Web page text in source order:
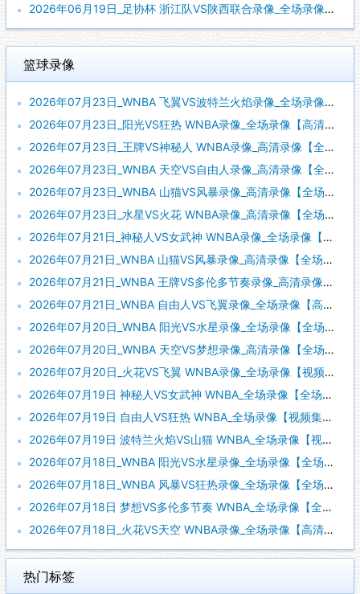
2026年06月19日_足协杯 浙江队VS陕西联合录像_全场录像【高清回放】
篮球录像
2026年07月23日_WNBA 飞翼VS波特兰火焰录像_全场录像【高清回放】
2026年07月23日_阳光VS狂热 WNBA录像_全场录像【高清回放】
2026年07月23日_王牌VS神秘人 WNBA录像_高清录像【全场回放】
2026年07月23日_WNBA 天空VS自由人录像_高清录像【全场回放】
2026年07月23日_WNBA 山猫VS风暴录像_高清录像【全场回放】
2026年07月23日_水星VS火花 WNBA录像_高清录像【全场回放】
2026年07月21日_神秘人VS女武神 WNBA录像_全场录像【视频集锦】
2026年07月21日_WNBA 山猫VS风暴录像_高清录像【全场回放】
2026年07月21日_WNBA 王牌VS多伦多节奏录像_高清录像【全场回放】
2026年07月21日_WNBA 自由人VS飞翼录像_全场录像【高清回放】
2026年07月20日_WNBA 阳光VS水星录像_全场录像【全场回放】
2026年07月20日_WNBA 天空VS梦想录像_高清录像【全场回放】
2026年07月20日_火花VS飞翼 WNBA录像_全场录像【视频集锦】
2026年07月19日 神秘人VS女武神 WNBA_全场录像【全场回放】
2026年07月19日 自由人VS狂热 WNBA_全场录像【视频集锦】
2026年07月19日 波特兰火焰VS山猫 WNBA_全场录像【视频集锦】
2026年07月18日_WNBA 阳光VS水星录像_全场录像【全场回放】
2026年07月18日_WNBA 风暴VS狂热录像_全场录像【全场回放】
2026年07月18日 梦想VS多伦多节奏 WNBA_全场录像【全场回放】
2026年07月18日_火花VS天空 WNBA录像_全场录像【高清回放】
热门标签